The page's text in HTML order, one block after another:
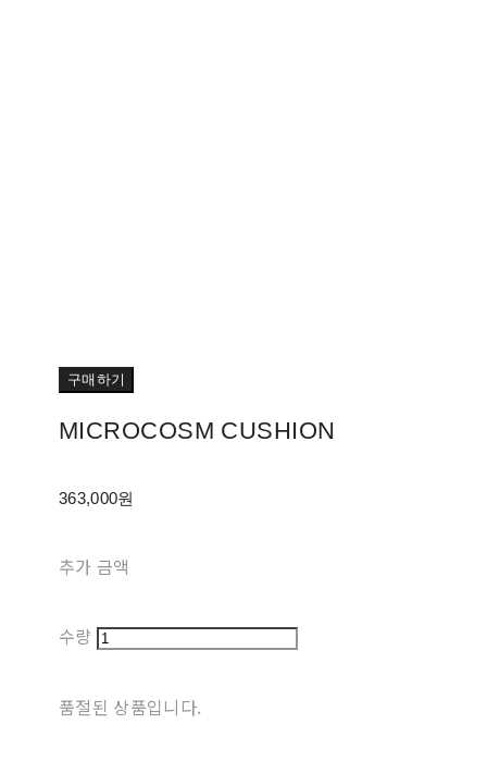
구매하기
MICROCOSM CUSHION
363,000원
추가 금액
수량
품절된 상품입니다.